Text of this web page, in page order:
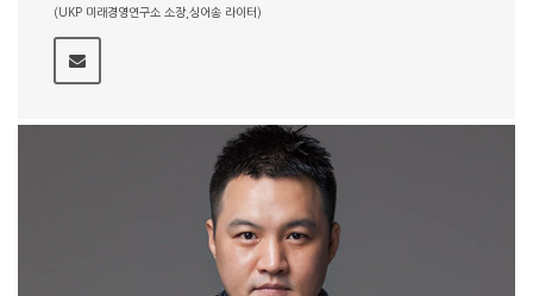
(UKP 미래경영연구소 소장,싱어송 라이터)